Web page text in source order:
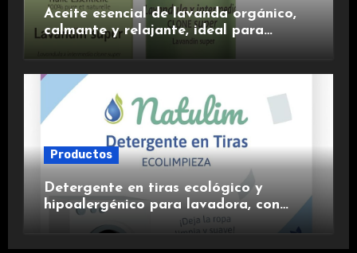
Aceite esencial de lavanda orgánico,
calmante y relajante, ideal para
Productos
Detergente en tiras ecológico y
hipoalergénico para lavadora, con
suavizante incluido y fragancia de
lavanda.